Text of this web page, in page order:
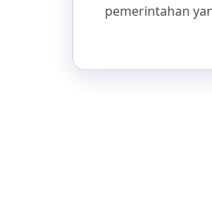
pemerintahan